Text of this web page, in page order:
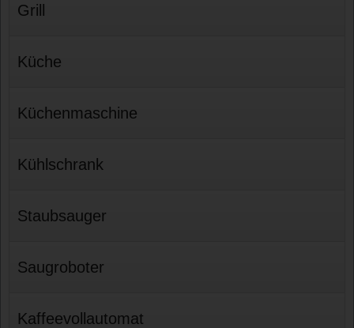
Grill
Küche
Küchenmaschine
Kühlschrank
Staubsauger
Saugroboter
Kaffeevollautomat